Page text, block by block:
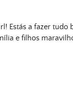
Estás a fazer tudo
e filhos